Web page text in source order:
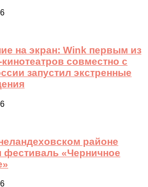
на экран: Wink первым из
совместно с
запустил экстренные
районе
фестиваль «Черничное